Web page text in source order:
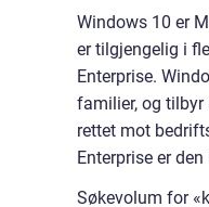
Windows 10 er
er tilgjengelig i
Enterprise.
familier, og tilbyr
rettet mot
Enterprise er
Søkevolum for